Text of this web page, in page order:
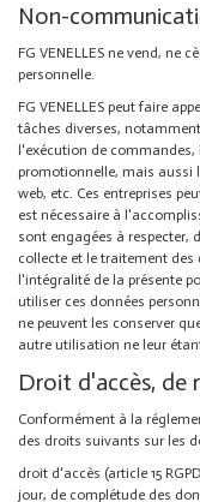
Non-
FG VENELLES ne vend, ne
personnelle.
FG VENELLES peut faire
tâches diverses,
l'exécution de
promotionnelle, mais aussi
web, etc. Ces entreprises
est nécessaire à
sont engagées à respecter,
collecte et le traitement
l'intégralité de la présente
utiliser ces données
ne peuvent les conserver
autre utilisation ne leur
Droit d'accès,
Conformément à la
des droits suivants sur les
droit d'accès (article 15
jour, de complétude des